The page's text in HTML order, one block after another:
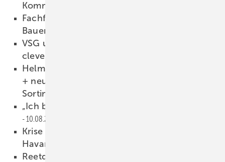
Kommunikation
Fachforum: Wie Sie vom Trend ‚barrierefreies
Bauen‘ profitieren
VSG und Verbundglas: Spezialpapier als
cleverer Helfer
Helmut Meeth: Nach neuem Markenauftritt
+ neuer Webseite jetzt
Sortimentsumbenennung
„Ich bin ein Freund des Probierens“
10.08.2023
Krise am Wohnungsmarkt: Vorsicht vor dem
Havanna-Effekt
Reetdächer und viel Glas für eine gute